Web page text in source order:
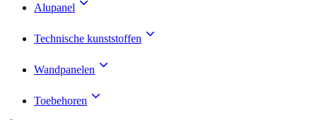
Alupanel
Technische kunststoffen
Wandpanelen
Toebehoren